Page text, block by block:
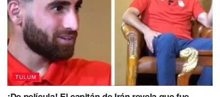
TULUM